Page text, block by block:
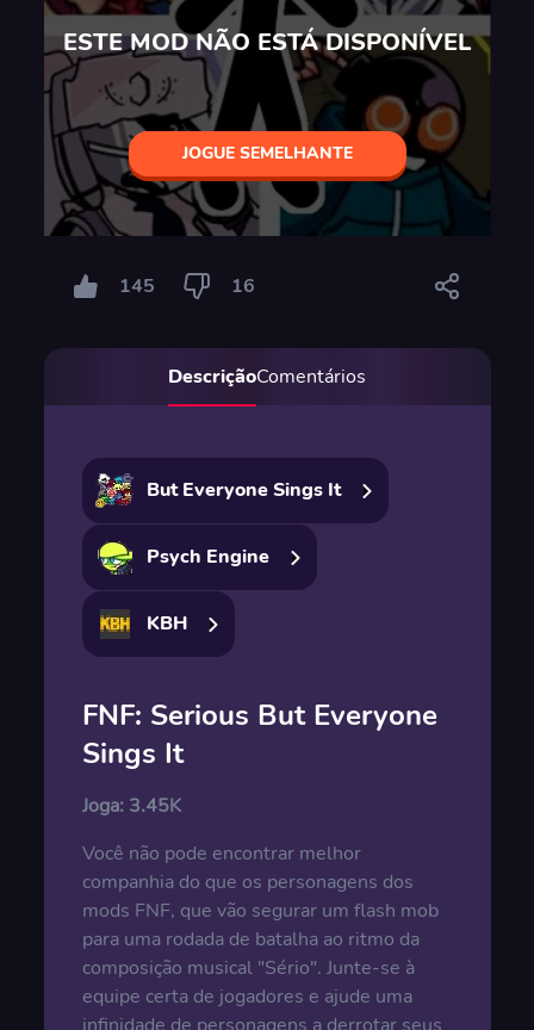
ESTE MOD NÃO ESTÁ DISPONÍVEL
JOGUE SEMELHANTE
145 16
DescriçãoComentários
But Everyone Sings It
Psych Engine
KBH
FNF: Serious But Everyone
Sings It
Joga: 3.45K
Você não pode encontrar melhor
companhia do que os personagens dos
mods FNF, que vão segurar um flash mob
para uma rodada de batalha ao ritmo da
composição musical "Sério". Junte-se à
equipe certa de jogadores e ajude uma